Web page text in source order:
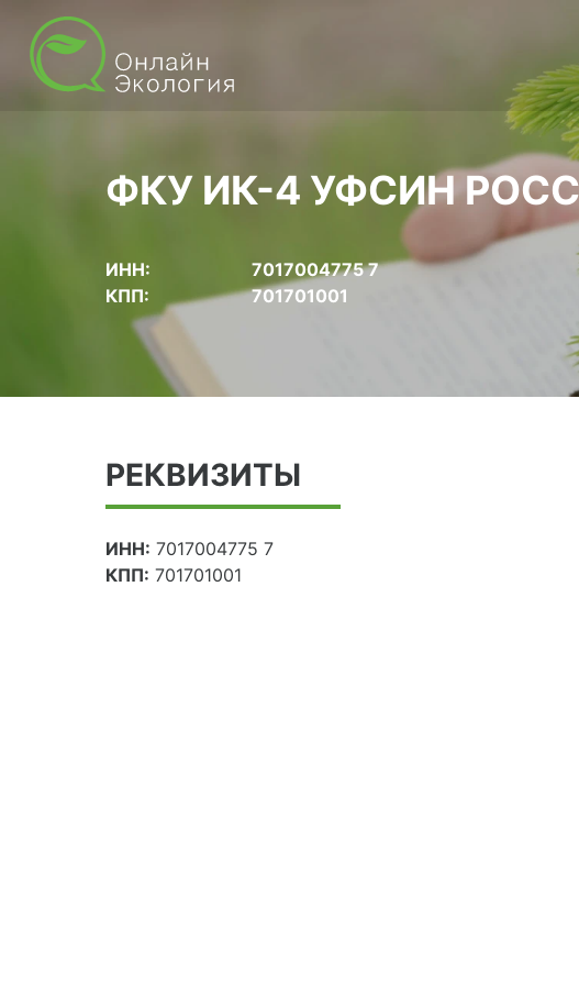
ФКУ ИК-4 УФСИН
ИНН:
7017004775 7
КПП:
701701001
РЕКВИЗИТЫ
ИНН: 7017004775 7
КПП: 701701001